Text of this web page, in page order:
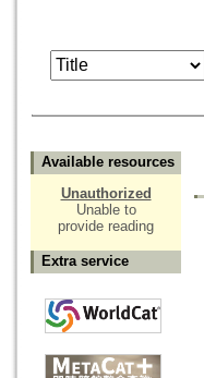
Available resources
Unauthorized
Unable to
provide reading
Extra service